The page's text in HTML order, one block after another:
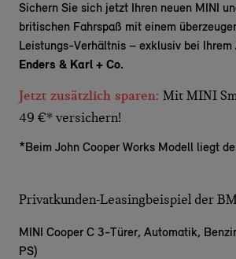
Sichern Sie sich jetzt Ihren neuen MINI
britischen Fahrspaß mit einem
Leistungs-Verhältnis – exklusiv bei Ihrem
Enders & Karl + Co.
Jetzt zusätzlich sparen: Mit MINI
49 €* versichern!
*Beim John Cooper Works Modell liegt
Privatkunden-Leasingbeispiel der
MINI Cooper C 3-Türer, Automatik,
PS)